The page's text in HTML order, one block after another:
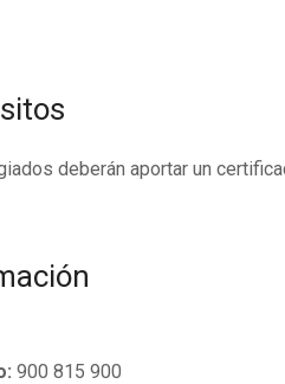
deberán aportar un
900 815 900